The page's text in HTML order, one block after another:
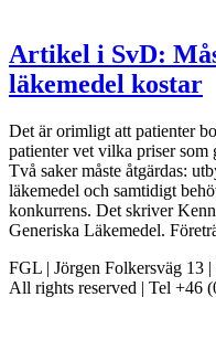
Artikel i SvD:
läkemedel kostar
Det är orimligt att patienter
patienter vet vilka priser som
Två saker måste åtgärdas:
läkemedel och samtidigt
konkurrens. Det skriver
Generiska Läkemedel.
FGL | Jörgen Folkersväg 13
All rights reserved | Tel +46